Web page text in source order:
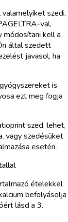
szedi.
val,
módosítani kell a
által szedett
javasol, ha
is
ezt meg fogja
szed, lehet,
vagy szedésüket
esetén.
ételekkel
befolyásolja
lásd a 3.